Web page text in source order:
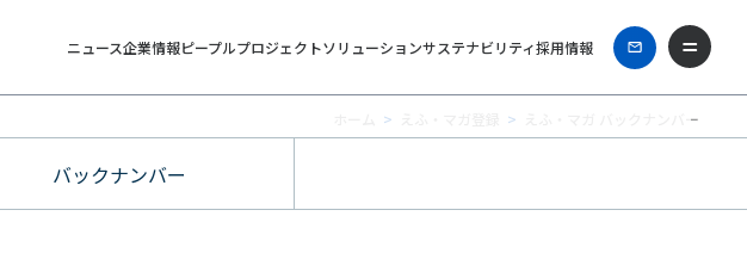
ニュース企業情報ピープルプロジェクトソリューションサステナビリティ採用情報
えふ・マガ バックナンバー
バックナンバー